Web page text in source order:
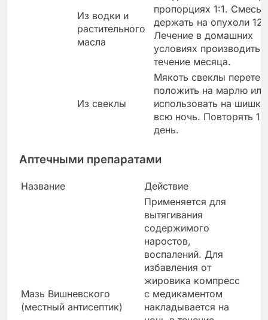
Из водки и
растительного
масла
пропорциях 1:1. Смесь
держать на опухоли 12
Лечение в домашних
условиях производить в
течение месяца.
Из свеклы
Мякоть свеклы
положить на марлю или
использовать на
всю ночь. Повторять
день.
Аптечными препаратами
Название Действие
Мазь Вишневского
(местный антисептик)
Применяется для
вытягивания
содержимого
наростов,
воспалений. Для
избавления от
жировика компресс
с медикаментом
накладывается на